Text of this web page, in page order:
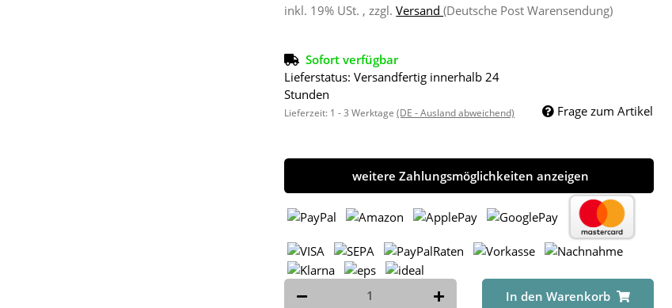
inkl. 19% USt. , zzgl.Versand(Deutsche Post Warensendung)
Sofort verfügbar
Lieferstatus: Versandfertig innerhalb 24
Stunden
Lieferzeit: 1 - 3 Werktage(DE - Ausland abweichend) Frage zum Artikel
weitere Zahlungsmöglichkeiten anzeigen
In den Warenkorb